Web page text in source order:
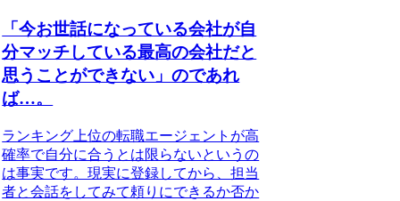
「今お世話になっている会社が自
分マッチしている最高の会社だと
思うことができない」のであれ
ば…。
ランキング上位の転職エージェントが高
確率で自分に合うとは限らないというの
は事実です。現実に登録してから、担当
者と会話をしてみて頼りにできるか否か